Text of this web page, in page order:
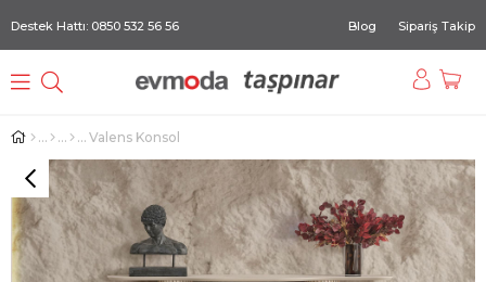
Destek Hattı: 0850 532 56 56 Blog Sipariş Takip
Valens Konsol